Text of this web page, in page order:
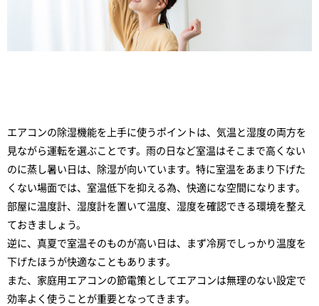
エアコンの除湿機能を上手に使うポイントは、気温と湿度の両方を
見ながら運転を選ぶことです。雨の日など室温はそこまで高くない
のに蒸し暑い日は、除湿が向いています。特に室温をあまり下げた
くない場面では、室温低下を抑える為、快適にな空間になります。
部屋に温度計、湿度計を置いて温度、湿度を確認できる環境を整え
ておきましょう。
逆に、真夏で室温そのものが高い日は、まず冷房でしっかり温度を
下げたほうが快適なこともあります。
また、家庭用エアコンの節電策としてエアコンは無理のない設定で
効率よく使うことが重要となってきます。